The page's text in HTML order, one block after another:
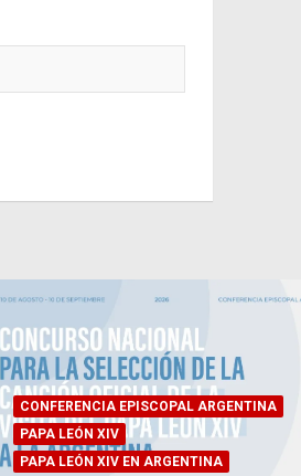
CONFERENCIA EPISCOPAL ARGENTINA
PAPA LEÓN XIV
PAPA LEÓN XIV EN ARGENTINA